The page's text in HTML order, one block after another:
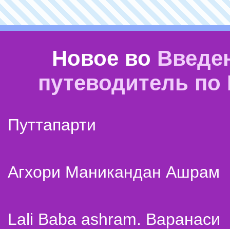
Новое во
путеводитель
Путтапарти
Агхори Маникандан Ашрам
Lali Baba ashram. Варанаси